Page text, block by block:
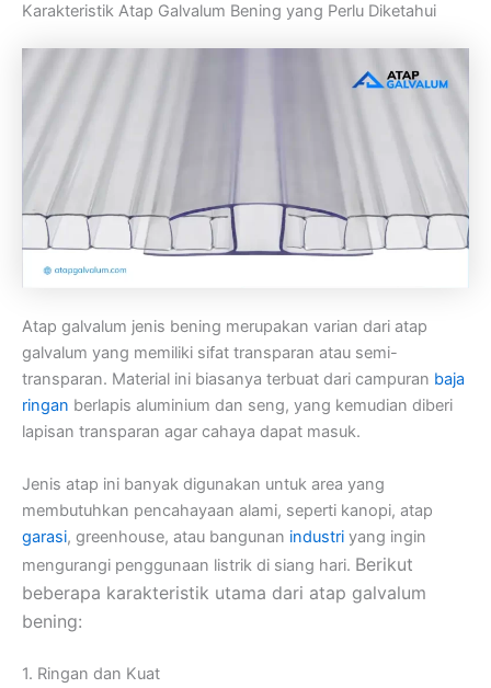
Karakteristik Atap Galvalum Bening yang Perlu Diketahui
Atap galvalum jenis bening merupakan varian dari atap
galvalum yang memiliki sifat transparan atau semi-
transparan. Material ini biasanya terbuat dari campuran baja
ringan berlapis aluminium dan seng, yang kemudian diberi
lapisan transparan agar cahaya dapat masuk.
Jenis atap ini banyak digunakan untuk area yang
membutuhkan pencahayaan alami, seperti kanopi, atap
garasi, greenhouse, atau bangunan industri yang ingin
mengurangi penggunaan listrik di siang hari. Berikut
beberapa karakteristik utama dari atap galvalum
bening:
1. Ringan dan Kuat